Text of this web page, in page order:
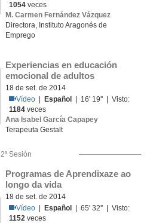
1054 veces
M. Carmen Fernández Vázquez
Directora, Instituto Aragonés de
Emprego
Experiencias en educación
emocional de adultos
18 de set. de 2014
Vídeo
Español
| 16' 19'' | Visto:
1184 veces
Ana Isabel García Capapey
Terapeuta Gestalt
2ª Sesión
Programas de Aprendixaze ao
longo da vida
18 de set. de 2014
Vídeo
Español
| 65' 32'' | Visto:
1152 veces